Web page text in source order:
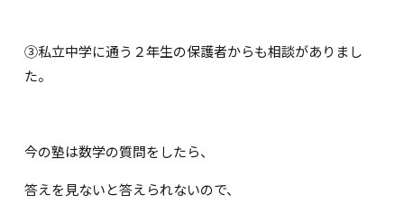
③私立中学に通う２年生の保護者からも相談がありまし
た。
今の塾は数学の質問をしたら、
答えを見ないと答えられないので、